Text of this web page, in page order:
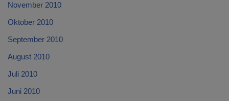
November 2010
Oktober 2010
September 2010
August 2010
Juli 2010
Juni 2010